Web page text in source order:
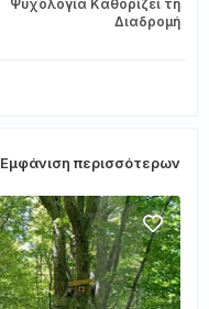
Ψυχολογία Καθορίζει τη
Διαδρομή
Εμφάνιση περισσότερων